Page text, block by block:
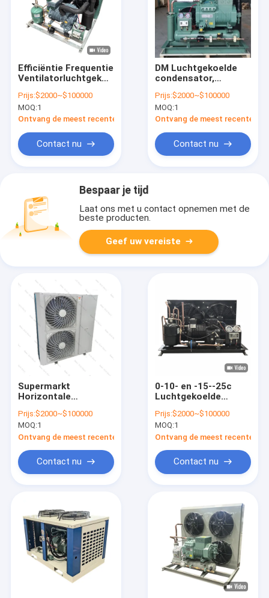
Efficiëntie Frequentie
Ventilatorluchtgekoelde
condensatie-
eenheden voor
koelruimte
Prijs:$2000~$100000
MOQ:1
Ontvang de meest recente Prijs
Contact nu
DM Luchtgekoelde
condensator,
condensator 60Hz
Prijs:$2000~$100000
MOQ:1
Ontvang de meest recente
Contact nu
Bespaar je tijd
Laat ons met u contact opnemen met de
beste producten.
Geef uw vereiste
Supermarkt
Horizontale
koelruimte
Prijs:$2000~$100000
MOQ:1
Ontvang de meest recente Prijs
Contact nu
0-10- en -15--25c
Luchtgekoelde
eenheden 5kw-
1000kw MT-HSN15EL
Horizontale
condensatie-eenheid
Prijs:$2000~$100000
MOQ:1
Ontvang de meest recente
Contact nu